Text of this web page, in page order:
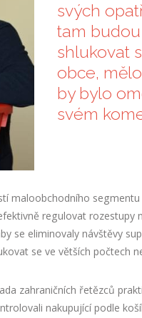
svých
tam
shlukovat
obce,
by bylo
svém
maloobchodního
regulovat
se eliminovaly návštěvy
se ve větších počtech
zahraničních řetězců
nakupující podle